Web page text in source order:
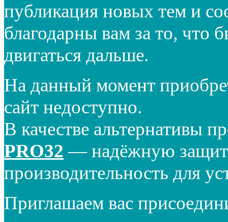
публикация новых тем и
благодарны вам за то, что
двигаться дальше.
На данный момент
сайт недоступно.
В качестве альтернативы
PRO32 — надёжную
производительность для
Приглашаем вас